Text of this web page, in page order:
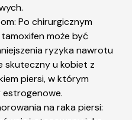
Po chirurgicznym
może być
ryzyka nawrotu
skuteczny u kobiet z
piersi, w którym
na raka piersi: